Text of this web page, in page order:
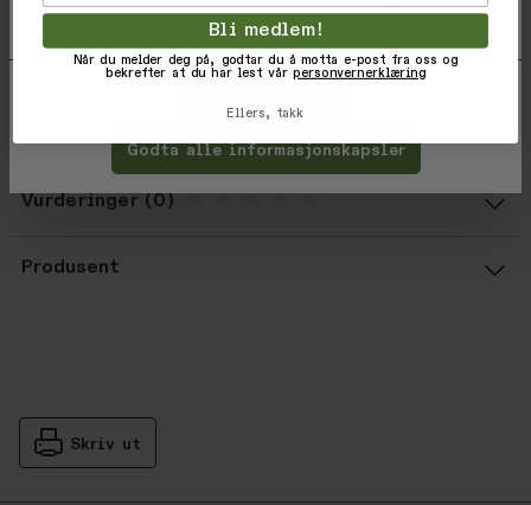
Hidden Optic Wipe
Wicking & Quick Dry Finishes
Fabric weight 140gm/7.9o
Vurderinger
Produsent
Skriv ut
og deretter trykke 'Lagre innstillinger'.
Godta alle informasjonskapsler
Bli medlem!
Når du melder deg på, godtar du å motta e-post fra oss og
bekrefter at du har lest vårpersonvernerklæring
Ellers, takk